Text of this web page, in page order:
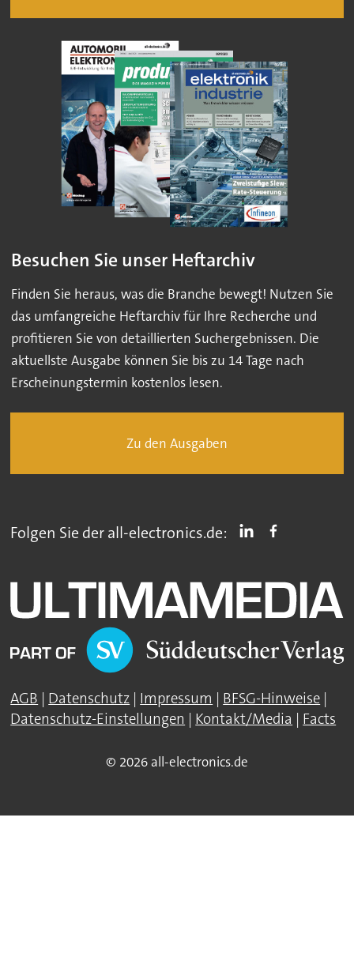
Besuchen Sie unser Heftarchiv
Finden Sie heraus, was die Branche bewegt! Nutzen Sie
das umfangreiche Heftarchiv für Ihre Recherche und
profitieren Sie von detaillierten Suchergebnissen. Die
aktuellste Ausgabe können Sie bis zu 14 Tage nach
Erscheinungstermin kostenlos lesen.
Zu den Ausgaben
Folgen Sie der all-electronics.de:
AGB | Datenschutz | Impressum | BFSG-Hinweise |
Datenschutz-Einstellungen | Kontakt/Media | Facts
© 2026 all-electronics.de